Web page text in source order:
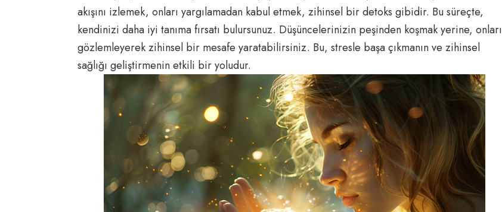
akışını izlemek, onları yargılamadan kabul etmek, zihinsel bir detoks gibidir. Bu süreçte,
kendinizi daha iyi tanıma fırsatı bulursunuz. Düşüncelerinizin peşinden koşmak yerine, onları
gözlemleyerek zihinsel bir mesafe yaratabilirsiniz. Bu, stresle başa çıkmanın ve zihinsel
sağlığı geliştirmenin etkili bir yoludur.